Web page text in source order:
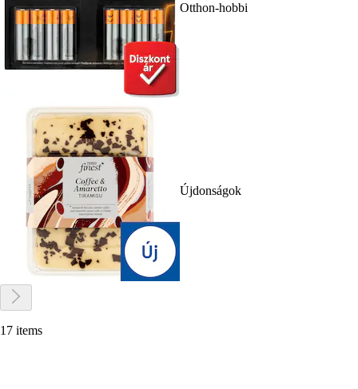
Otthon-hobbi
Újdonságok
17 items